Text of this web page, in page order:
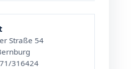
Straße 54
316424